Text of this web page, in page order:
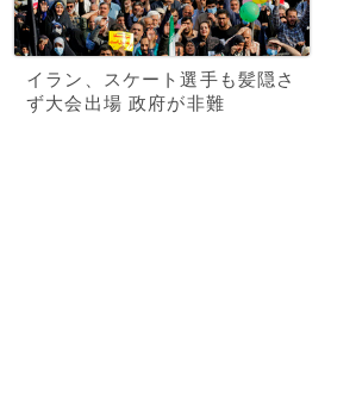
イラン、スケート選手も髪隠さ
ず大会出場 政府が非難